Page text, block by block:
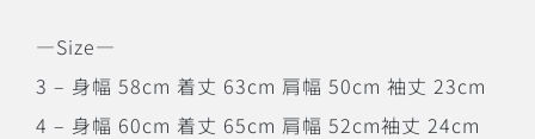
―Size―
3 – 身幅 58cm 着丈 63cm 肩幅 50cm 袖丈 23cm
4 – 身幅 60cm 着丈 65cm 肩幅 52cm袖丈 24cm